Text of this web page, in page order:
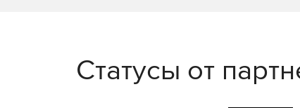
Статусы от